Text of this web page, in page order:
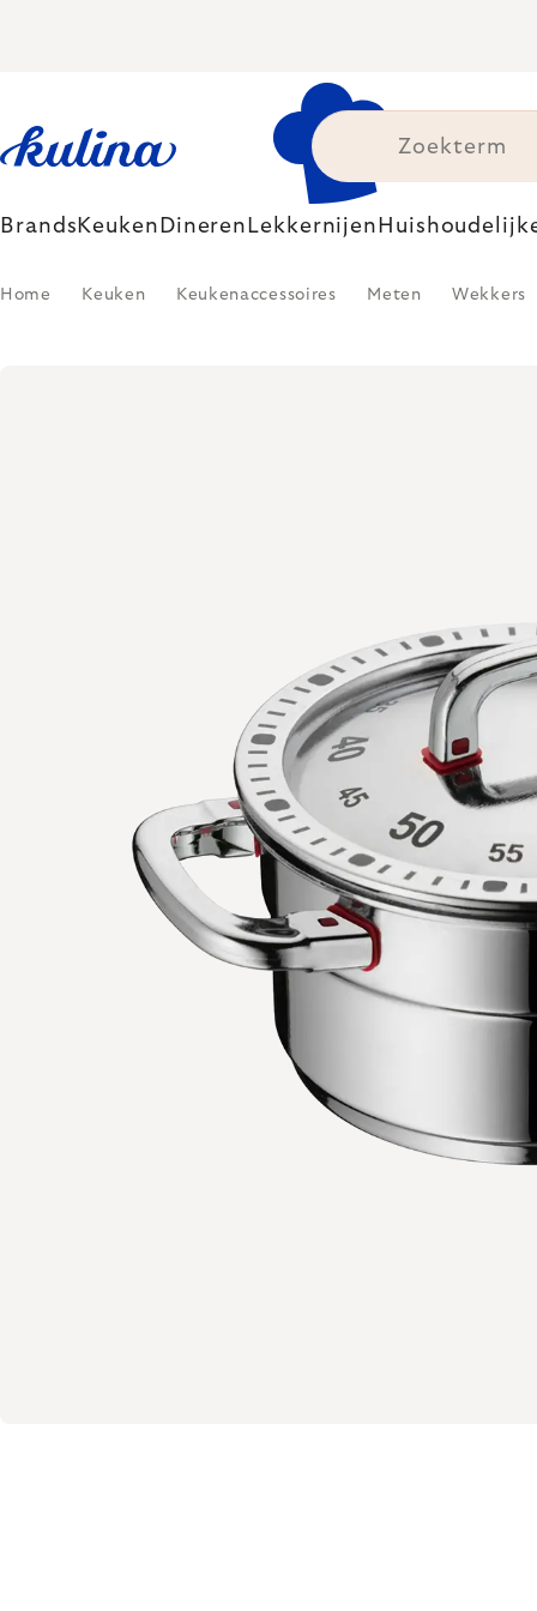
Brands Keuken Dineren Lekkernijen
Home Keuken Keukenaccessoires Meten Wekkers